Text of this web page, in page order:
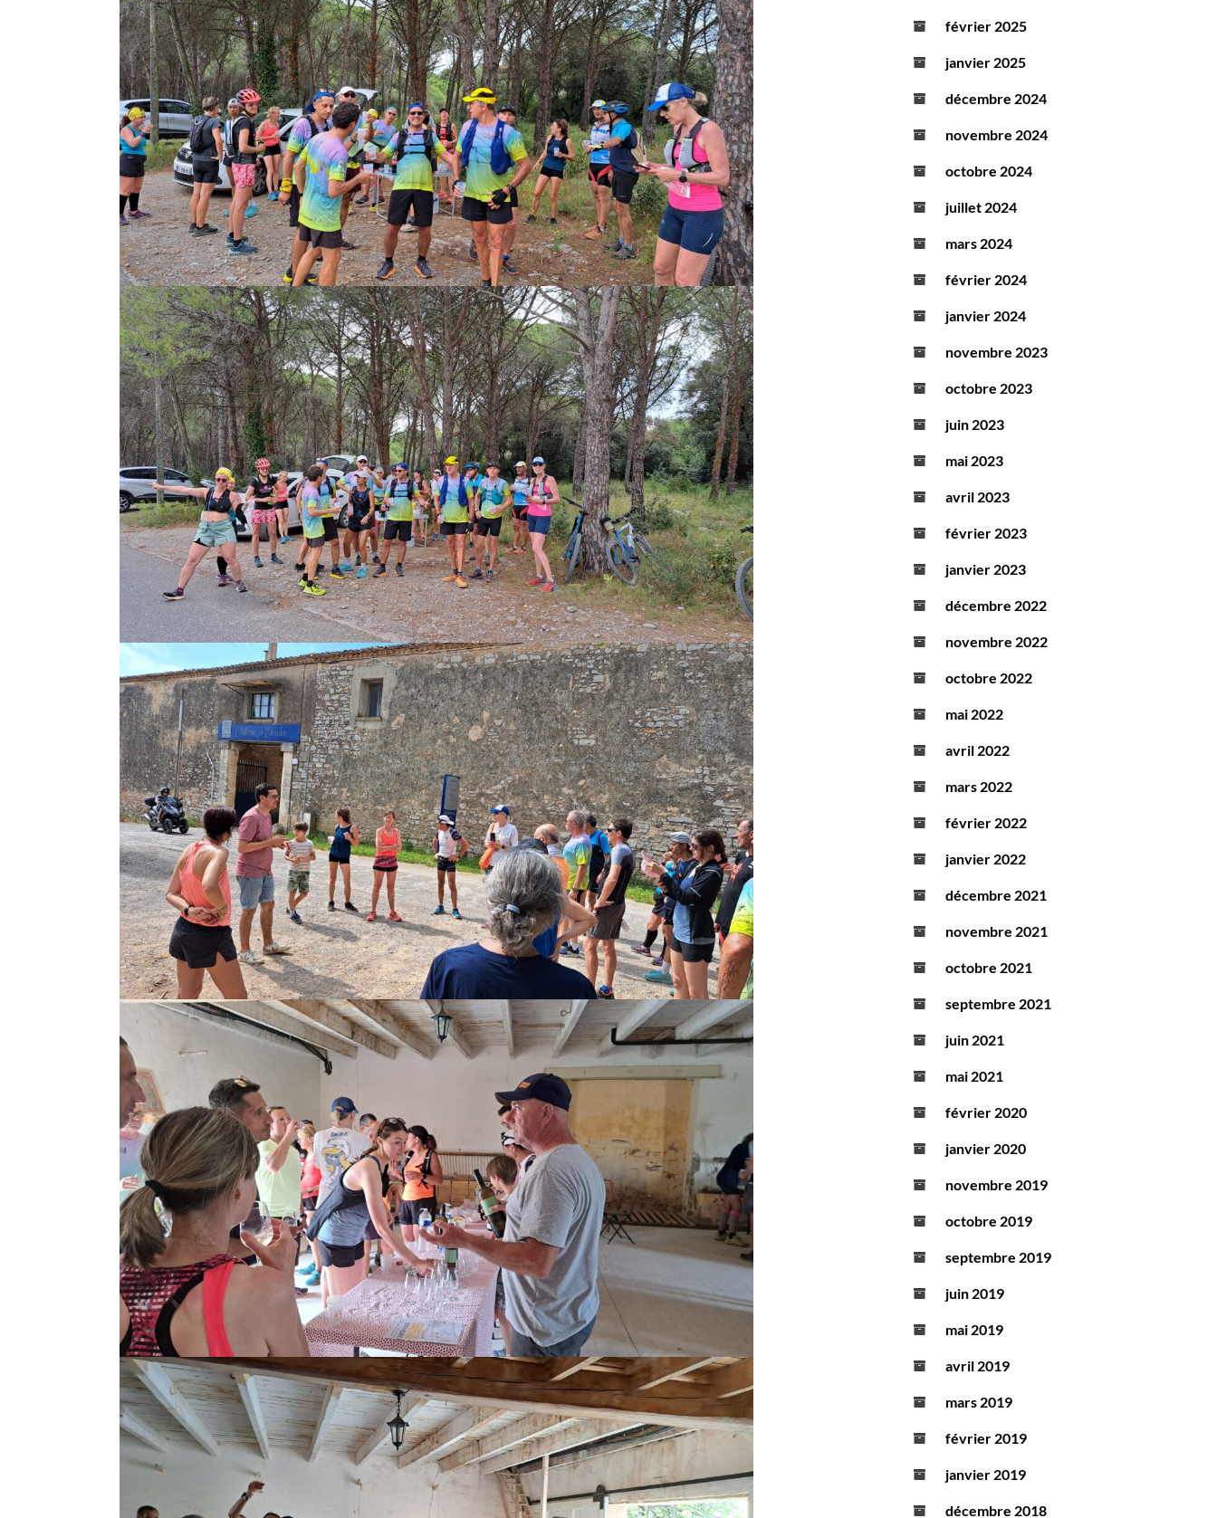
février 2025
janvier 2025
décembre 2024
novembre 2024
octobre 2024
juillet 2024
mars 2024
février 2024
janvier 2024
novembre 2023
octobre 2023
juin 2023
mai 2023
avril 2023
février 2023
janvier 2023
décembre 2022
novembre 2022
octobre 2022
mai 2022
avril 2022
mars 2022
février 2022
janvier 2022
décembre 2021
novembre 2021
octobre 2021
septembre 2021
juin 2021
mai 2021
février 2020
janvier 2020
novembre 2019
octobre 2019
septembre 2019
juin 2019
mai 2019
avril 2019
mars 2019
février 2019
janvier 2019
décembre 2018